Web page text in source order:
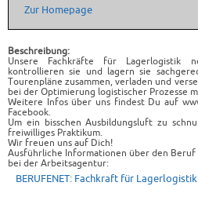
Zur Homepage
Beschreibung:
Unsere Fachkräfte für Lagerlogistik
kontrollieren sie und lagern sie
Tourenpläne zusammen, verladen und
bei der Optimierung logistischer Prozesse
Weitere Infos über uns findest Du auf
Facebook.
Um ein bisschen Ausbildungsluft zu
freiwilliges Praktikum.
Wir freuen uns auf Dich!
Ausführliche Informationen über den Beruf
bei der Arbeitsagentur:
BERUFENET: Fachkraft für Lagerlogistik